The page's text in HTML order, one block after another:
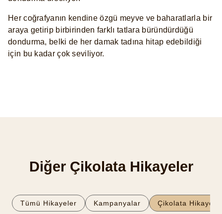
Her coğrafyanın kendine özgü meyve ve baharatlarla bir
araya getirip birbirinden farklı tatlara büründürdüğü
dondurma, belki de her damak tadına hitap edebildiği
için bu kadar çok seviliyor.
Diğer Çikolata Hikayeler
Tümü Hikayeler Kampanyalar Çikolata